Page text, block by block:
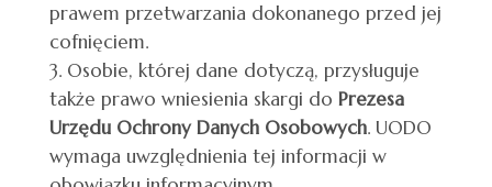
prawem przetwarzania dokonanego przed jej
cofnięciem.
Osobie, której dane dotyczą, przysługuje
także prawo wniesienia skargi do Prezesa
Urzędu Ochrony Danych Osobowych. UODO
wymaga uwzględnienia tej informacji w